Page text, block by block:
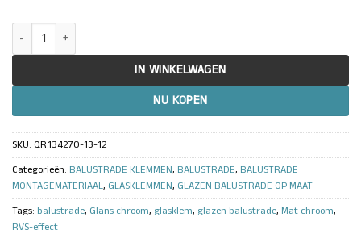
Glasklem RVS glas-glas 180 graden rechte verbinder - 2 stuks aantal
IN WINKELWAGEN
NU KOPEN
SKU: QR.134270-13-12
Categorieën: BALUSTRADE KLEMMEN, BALUSTRADE, BALUSTRADE
MONTAGEMATERIAAL, GLASKLEMMEN, GLAZEN BALUSTRADE OP MAAT
Tags: balustrade, Glans chroom, glasklem, glazen balustrade, Mat chroom,
RVS-effect